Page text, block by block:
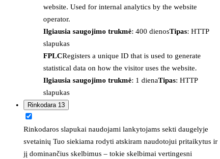
website. Used for internal analytics by the website
operator.
Ilgiausia saugojimo trukmė: 400 dienosTipas: HTTP
slapukas
FPLCRegisters a unique ID that is used to generate
statistical data on how the visitor uses the website.
Ilgiausia saugojimo trukmė: 1 dienaTipas: HTTP
slapukas
Rinkodara 13
Rinkodaros slapukai naudojami lankytojams sekti daugelyje
svetainių Tuo siekiama rodyti atskiram naudotojui pritaikytus ir
jį dominančius skelbimus – tokie skelbimai vertingesni